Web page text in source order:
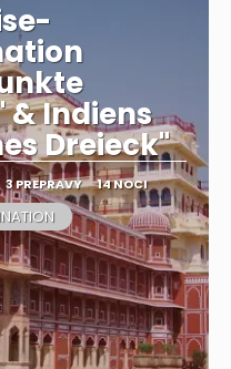
& Indiens
Dreieck"
3 PREPRAVY 14 NOCI